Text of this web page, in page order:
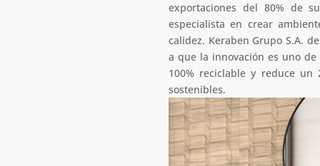
exportaciones del 80% de
especialista en crear
calidez. Keraben Grupo S.A.
a que la innovación es uno
100% reciclable y reduce un
sostenibles.